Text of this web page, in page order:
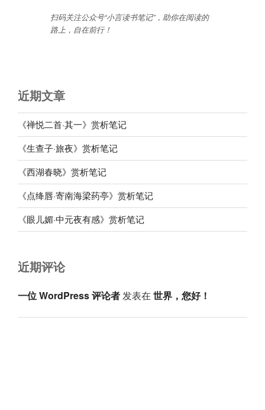
扫码关注公众号“小言读书笔记”，助你在阅读的
路上，自在前行！
近期文章
《禅悦二首·其一》赏析笔记
《生查子·旅夜》赏析笔记
《西湖春晓》赏析笔记
《点绛唇·寄南海梁药亭》赏析笔记
《眼儿媚·中元夜有感》赏析笔记
近期评论
一位 WordPress 评论者发表在 世界，您好！